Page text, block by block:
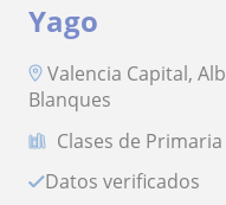
Yago
Valencia Capital,
Blanques
Clases de Primaria
Datos verificados